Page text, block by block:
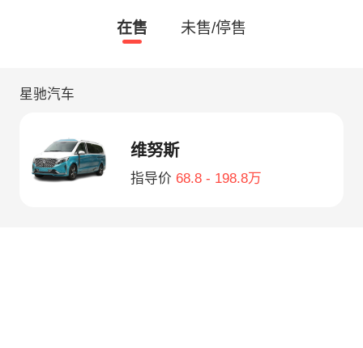
在售 未售/停售
星驰汽车
维努斯
指导价 68.8 - 198.8万